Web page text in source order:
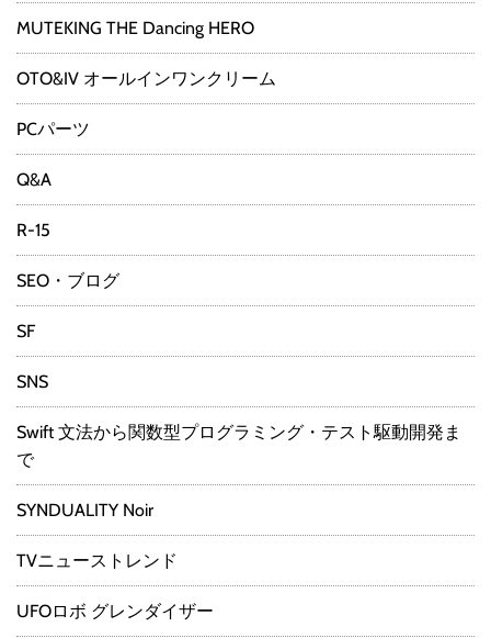
MUTEKING THE Dancing HERO
OTO&IV オールインワンクリーム
PCパーツ
Q&A
R-15
SEO・ブログ
SF
SNS
Swift 文法から関数型プログラミング・テスト駆動開発ま
で
SYNDUALITY Noir
TVニューストレンド
UFOロボ グレンダイザー